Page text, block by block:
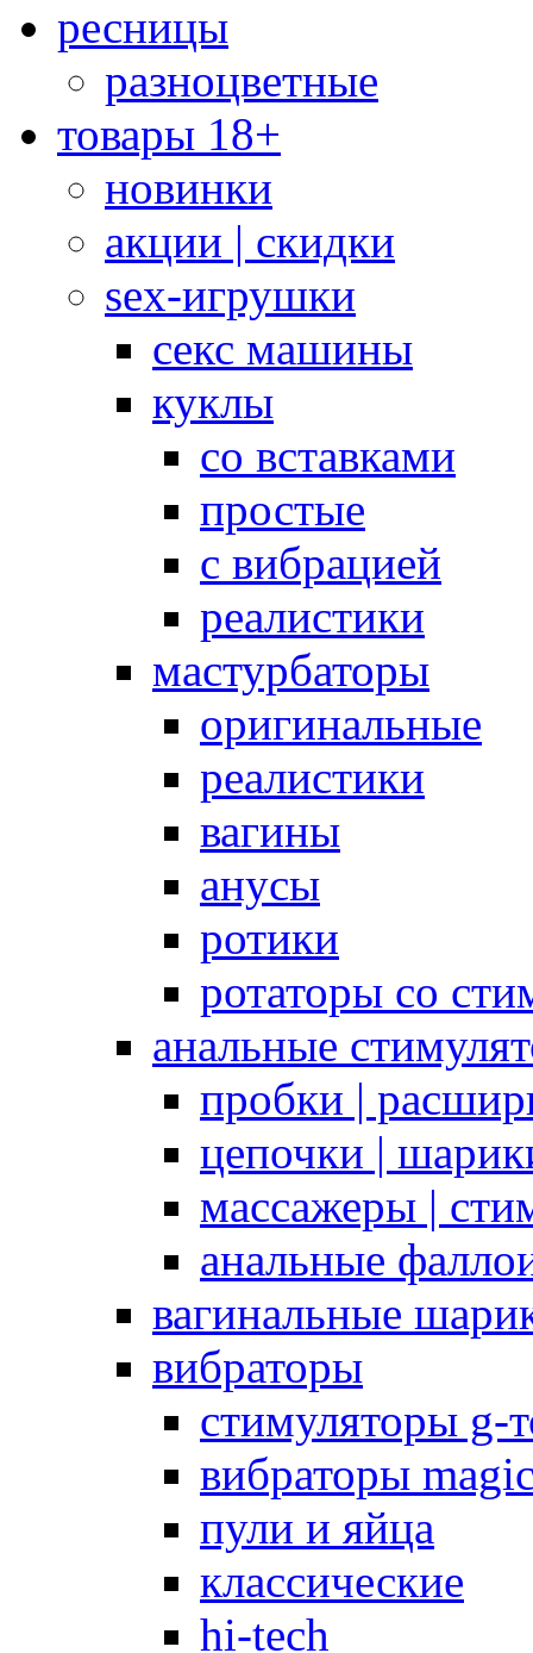
ресницы
разноцветные
товары 18+
новинки
акции | скидки
sex-игрушки
секс машины
куклы
со вставками
простые
с вибрацией
реалистики
мастурбаторы
оригинальные
реалистики
вагины
анусы
ротики
ротаторы со
анальные
пробки |
цепочки |
массажеры |
анальные
вагинальные
вибраторы
стимуляторы g-
вибраторы
пули и яйца
классические
hi-tech